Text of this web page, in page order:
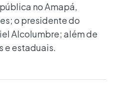
no Amapá,
o presidente do
Alcolumbre; além de
estaduais.